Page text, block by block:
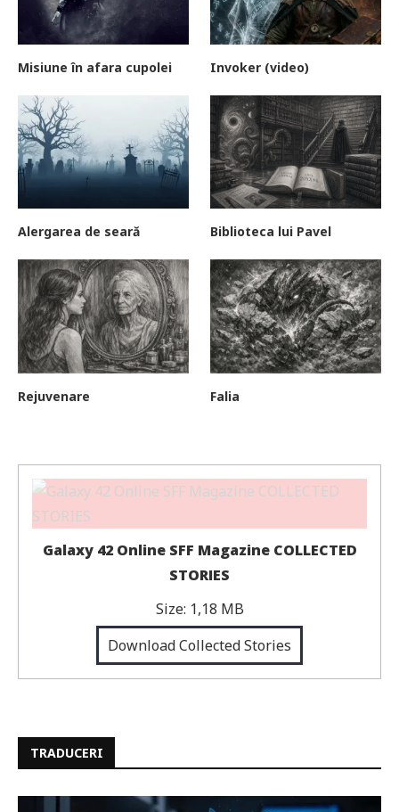
Misiune în afara cupolei Invoker (video)
Alergarea de seară Biblioteca lui Pavel
Rejuvenare Falia
Galaxy 42 Online SFF Magazine COLLECTED
STORIES
Size: 1,18 MB
Download Collected Stories
TRADUCERI